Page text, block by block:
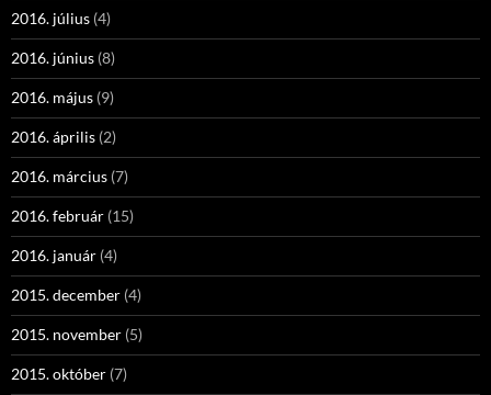
2016. július (4)
2016. június (8)
2016. május (9)
2016. április (2)
2016. március (7)
2016. február (15)
2016. január (4)
2015. december (4)
2015. november (5)
2015. október (7)